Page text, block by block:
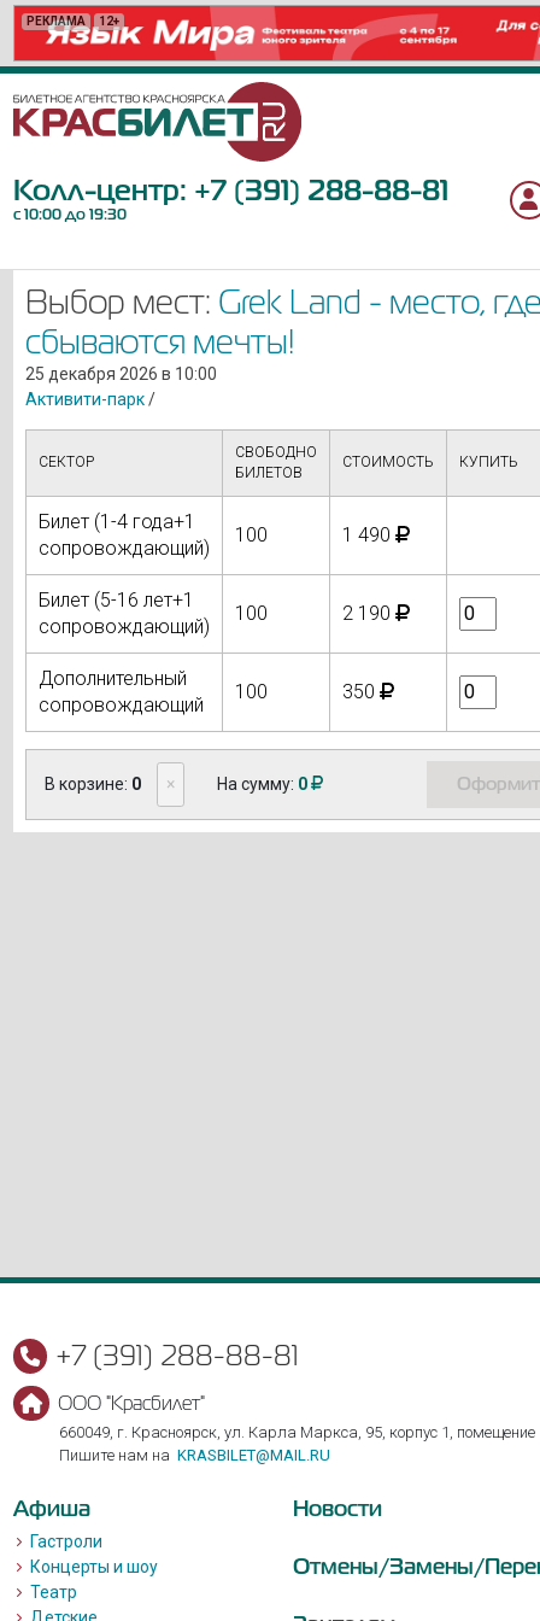
РЕКЛАМА 12+
РЕКЛАМА 12+
РЕКЛАМА 6+
РЕКЛАМА 0+
РЕКЛАМА 6+
РЕКЛАМА 12+
РЕКЛАМА 6+
РЕКЛАМА 12+
РЕКЛАМА 18+
РЕКЛАМА 6+
РЕКЛАМА 12+
РЕКЛАМА 6+
РЕКЛАМА 12+
РЕКЛАМА 6+
РЕКЛАМА 16+
РЕКЛАМА 12+
РЕКЛАМА 12+
РЕКЛАМА 12+
РЕКЛАМА 16+
Колл-центр: +7 (391) 288-88-81
с 10:00 до 19:30
Выбор мест: Grek Land - место,
сбываются мечты!
25 декабря 2026 в 10:00
Активити-парк/
СЕКТОР
СВОБОДНО
БИЛЕТОВ
СТОИМОСТЬ КУПИТЬ
Билет (1-4 года+1
сопровождающий)
100 1 490
Билет (5-16 лет+1
сопровождающий)
100 2 190
Дополнительный
сопровождающий
100 350
В корзине: 0 × На сумму: 0
+7 (391) 288-88-81
ООО "Красбилет"
660049, г. Красноярск, ул. Карла Маркса, 95, корпус 1, помещение
Пишите нам на KRASBILET@MAIL.RU
Афиша
Гастроли
Концерты и шоу
Театр
Детские
Новости
Отмены/Замены/